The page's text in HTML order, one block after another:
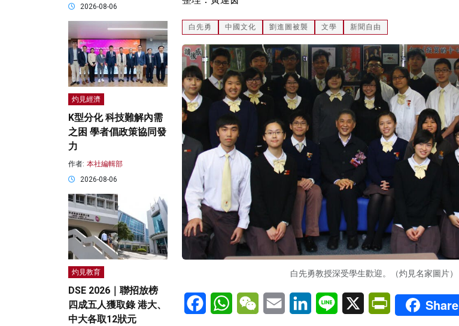
白先勇 中國文化 劉進圖被襲 文學 新聞自由
白先勇教授深受學生歡迎。（灼見名家圖片）
FacebookWhatsAppWeChatEmail LinkedInLine X PrintFriendly
Share
2026-08-06
灼見經濟
K型分化 科技難解內需
之困 學者倡政策協同發
力
作者: 本社編輯部
2026-08-06
灼見教育
DSE 2026｜聯招放榜
四成五人獲取錄 港大、
中大各取12狀元